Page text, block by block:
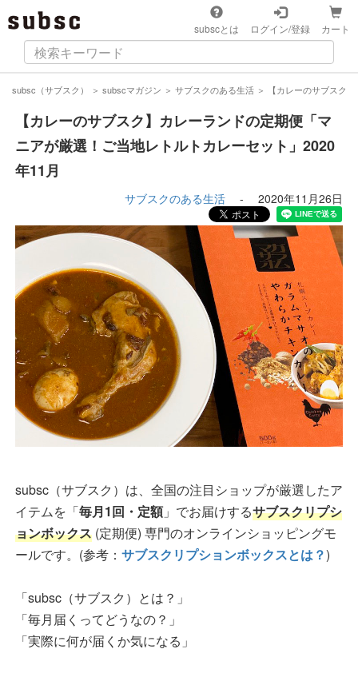
subscとは ログイン/登録 カート
subsc（サブスク） ＞ subscマガジン ＞ サブスクのある生活 ＞ 【カレーのサブスク
【カレーのサブスク】カレーランドの定期便「マ
ニアが厳選！ご当地レトルトカレーセット」2020
年11月
サブスクのある生活 - 2020年11月26日
subsc（サブスク）は、全国の注目ショップが厳選したア
イテムを「毎月1回・定額」でお届けするサブスクリプシ
ョンボックス (定期便) 専門のオンラインショッピングモ
ールです。(参考： サブスクリプションボックスとは？)
「subsc（サブスク）とは？」
「毎月届くってどうなの？」
「実際に何が届くか気になる」